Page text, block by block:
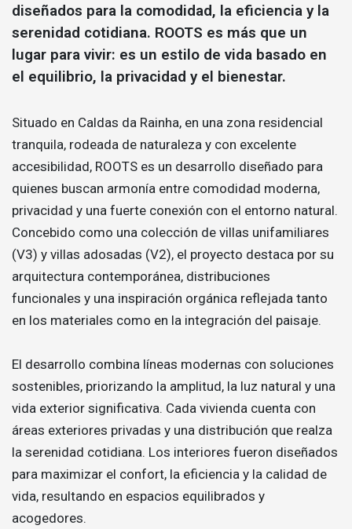
diseñados para la comodidad, la eficiencia y la
serenidad cotidiana. ROOTS es más que un
lugar para vivir: es un estilo de vida basado en
el equilibrio, la privacidad y el bienestar.
Situado en Caldas da Rainha, en una zona residencial
tranquila, rodeada de naturaleza y con excelente
accesibilidad, ROOTS es un desarrollo diseñado para
quienes buscan armonía entre comodidad moderna,
privacidad y una fuerte conexión con el entorno natural.
Concebido como una colección de villas unifamiliares
(V3) y villas adosadas (V2), el proyecto destaca por su
arquitectura contemporánea, distribuciones
funcionales y una inspiración orgánica reflejada tanto
en los materiales como en la integración del paisaje.
El desarrollo combina líneas modernas con soluciones
sostenibles, priorizando la amplitud, la luz natural y una
vida exterior significativa. Cada vivienda cuenta con
áreas exteriores privadas y una distribución que realza
la serenidad cotidiana. Los interiores fueron diseñados
para maximizar el confort, la eficiencia y la calidad de
vida, resultando en espacios equilibrados y
acogedores.